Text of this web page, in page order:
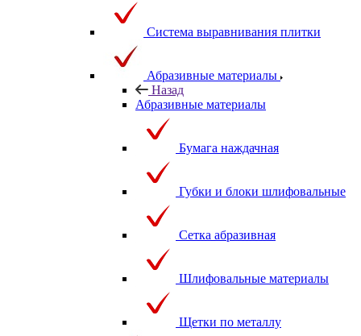
Система выравнивания плитки
Абразивные материалы
Назад
Абразивные материалы
Бумага наждачная
Губки и блоки шлифовальные
Сетка абразивная
Шлифовальные материалы
Щетки по металлу